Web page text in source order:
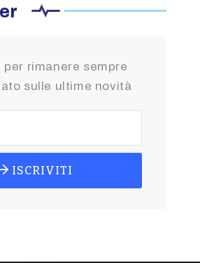
per rimanere sempre
sulle ultime novità
ISCRIVITI